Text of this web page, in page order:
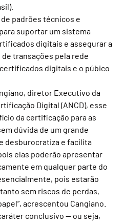
padrões técnicos e
suportar um sistema
digitais e assegurar a
transações pela rede
digitais e o púbico
diretor Executivo da
Digital (ANCD), esse
da certificação para as
dúvida de um grande
desburocratiza e facilita
elas poderão apresentar
em qualquer parte do
pois estarão
sem riscos de perdas,
acrescentou Cangiano.
conclusivo — ou seja,